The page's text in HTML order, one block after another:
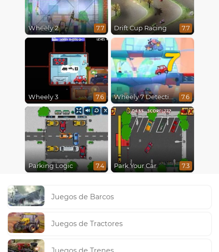
Wheely 2 7.7 Drift Cup Racing 7.7
Wheely 3 7.6
7
Wheely 7 Detective 7.6
Parking Logic 7.4 Park Your Car 7.3
Juegos de Barcos
Juegos de Tractores